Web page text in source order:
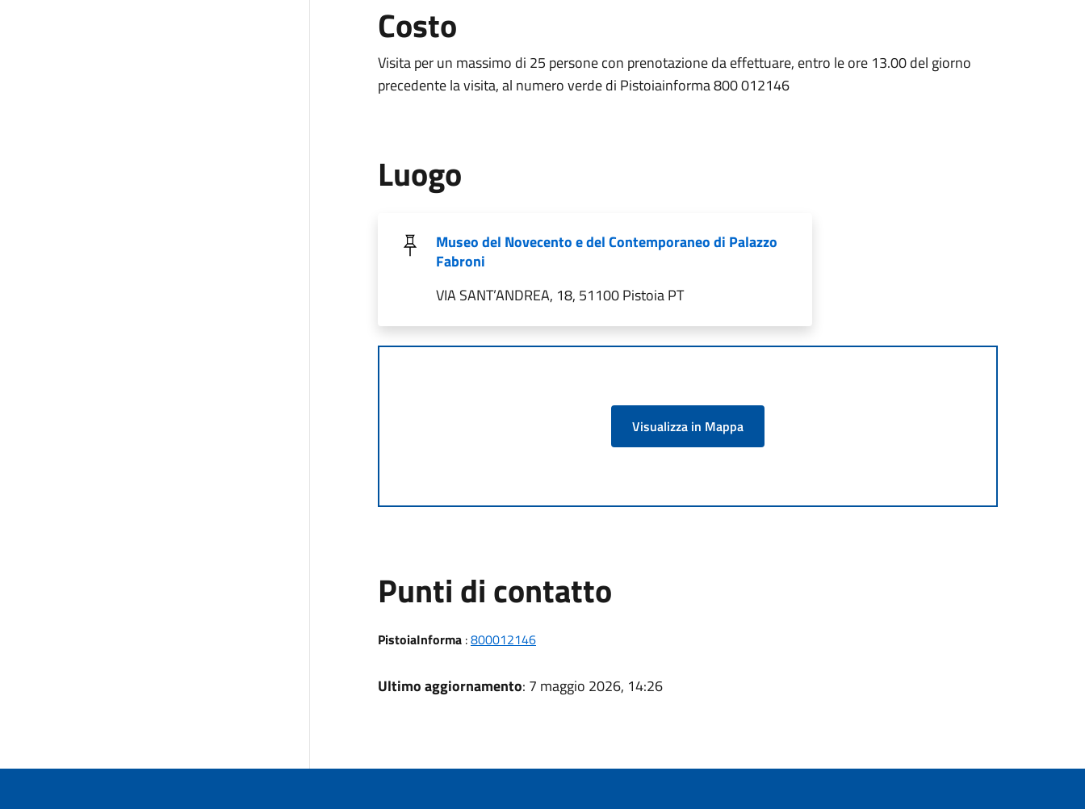
Costo
Visitaperun massimo di 25 personecon prenotazione da effettuare, entro le ore 13.00 del giorno
precedente la visita, al numero verde di Pistoiainforma 800 012146
Luogo
Museo del Novecento e del Contemporaneo di Palazzo
Fabroni
VIA SANT’ANDREA, 18, 51100 Pistoia PT
Visualizza in Mappa
Punti di contatto
PistoiaInforma:800012146
Ultimo aggiornamento: 7 maggio 2026, 14:26